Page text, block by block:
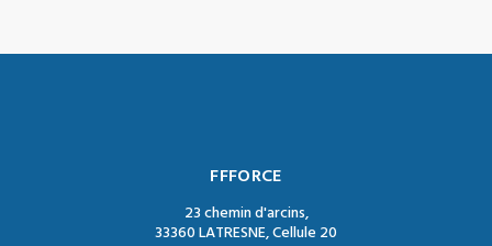
FFFORCE
23 chemin d'arcins,
33360 LATRESNE, Cellule 20